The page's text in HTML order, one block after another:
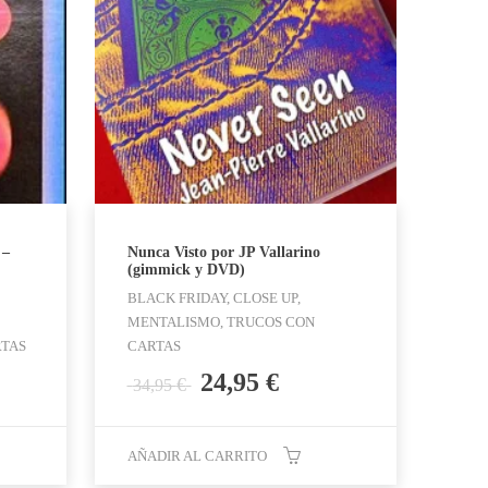
Nunca Visto por JP Vallarino
(gimmick y DVD)
BLACK FRIDAY, CLOSE UP,
MENTALISMO, TRUCOS CON
CARTAS
34,95€
El
era:
24,95 €El
es:
AÑADIR AL CARRITO